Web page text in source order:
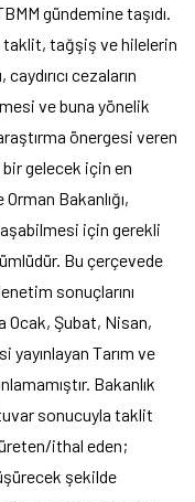
gündemine taşıdı.
taklit, tağşiş ve hilelerin
cezaların
ve buna yönelik
önergesi veren
bir gelecek için en
Bakanlığı,
için gerekli
Bu çerçevede
sonuçlarını
Ocak, Şubat, Nisan,
yayınlayan Tarım ve
Bakanlık
sonucuyla taklit
üreten/ithal eden;
şekilde